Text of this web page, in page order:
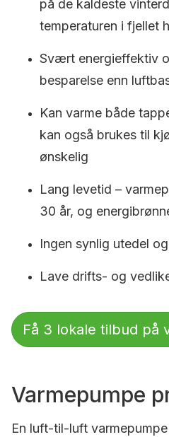
på de kaldeste
temperaturen i fjellet
Svært energieffektiv
besparelse enn
Kan varme både
kan også brukes til
ønskelig
Lang levetid –
30 år, og
Ingen synlig utedel
Lave drifts- og
Få 3 lokale tilbud på
Varmepumpe
En luft-til-luft